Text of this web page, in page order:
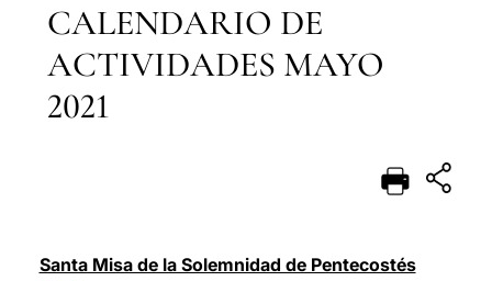
POLSKI
中文
CALENDARIO DE
ACTIVIDADES MAYO
2021
Santa Misa de la Solemnidad de Pentecostés